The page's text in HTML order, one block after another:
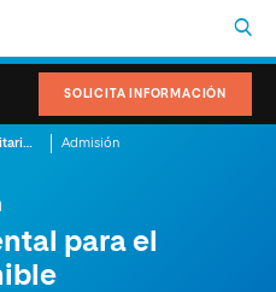
SOLICITA INFORMACIÓN
Máster Universitario en Educación Ambiental para el Desarrollo Sostenible Admisión
para el